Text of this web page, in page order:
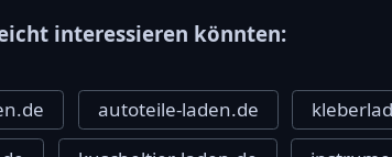
interessieren könnten:
autoteile-laden.de